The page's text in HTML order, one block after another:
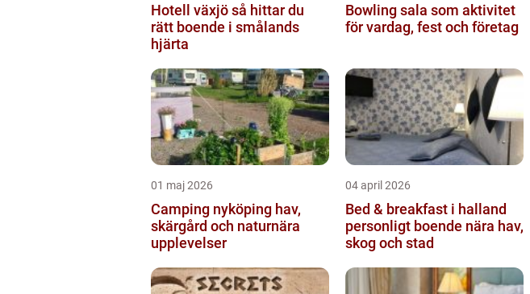
Hotell växjö så hittar du
rätt boende i smålands
hjärta
Bowling sala som aktivitet
för vardag, fest och företag
01 maj 2026
Camping nyköping hav,
skärgård och naturnära
upplevelser
04 april 2026
Bed & breakfast i halland
personligt boende nära hav,
skog och stad